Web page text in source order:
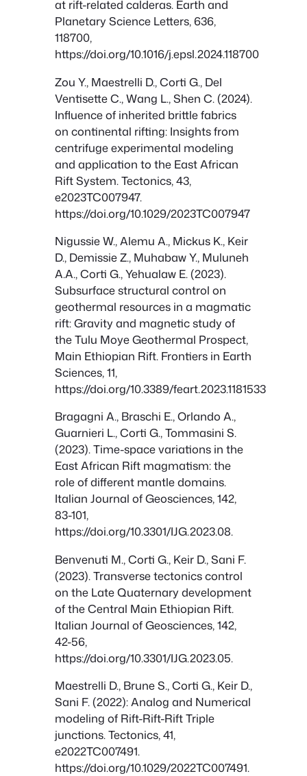
at rift-related calderas. Earth and
Planetary Science Letters, 636,
118700,
https://doi.org/10.1016/j.epsl.2024.118700
Zou Y., Maestrelli D., Corti G., Del
Ventisette C., Wang L., Shen C. (2024).
Influence of inherited brittle fabrics
on continental rifting: Insights from
centrifuge experimental modeling
and application to the East African
Rift System. Tectonics, 43,
e2023TC007947.
https://doi.org/10.1029/2023TC007947
Nigussie W., Alemu A., Mickus K., Keir
D., Demissie Z., Muhabaw Y., Muluneh
A.A., Corti G., Yehualaw E. (2023).
Subsurface structural control on
geothermal resources in a magmatic
rift: Gravity and magnetic study of
the Tulu Moye Geothermal Prospect,
Main Ethiopian Rift. Frontiers in Earth
Sciences, 11,
https://doi.org/10.3389/feart.2023.1181533
Bragagni A., Braschi E., Orlando A.,
Guarnieri L., Corti G., Tommasini S.
(2023). Time-space variations in the
East African Rift magmatism: the
role of different mantle domains.
Italian Journal of Geosciences, 142,
83-101,
https://doi.org/10.3301/IJG.2023.08.
Benvenuti M., Corti G., Keir D., Sani F.
(2023). Transverse tectonics control
on the Late Quaternary development
of the Central Main Ethiopian Rift.
Italian Journal of Geosciences, 142,
42-56,
https://doi.org/10.3301/IJG.2023.05.
Maestrelli D., Brune S., Corti G., Keir D.,
Sani F. (2022): Analog and Numerical
modeling of Rift-Rift-Rift Triple
junctions. Tectonics, 41,
e2022TC007491.
https://doi.org/10.1029/2022TC007491.